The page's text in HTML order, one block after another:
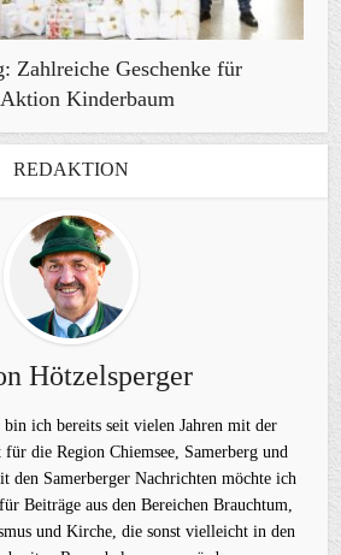
Zahlreiche Geschenke für
Kinderbaum
REDAKTION
Hötzelsperger
ich bereits seit vielen Jahren mit der
für die Region Chiemsee, Samerberg und
den Samerberger Nachrichten möchte ich
Beiträge aus den Bereichen Brauchtum,
und Kirche, die sonst vielleicht in den